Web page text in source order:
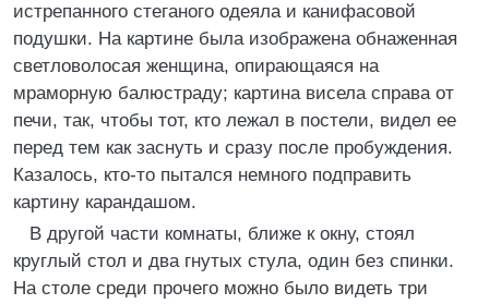
истрепанного стеганого одеяла и канифасовой
подушки. На картине была изображена обнаженная
светловолосая женщина, опирающаяся на
мраморную балюстраду; картина висела справа от
печи, так, чтобы тот, кто лежал в постели, видел ее
перед тем как заснуть и сразу после пробуждения.
Казалось, кто-то пытался немного подправить
картину карандашом.
В другой части комнаты, ближе к окну, стоял
круглый стол и два гнутых стула, один без спинки.
На столе среди прочего можно было видеть три